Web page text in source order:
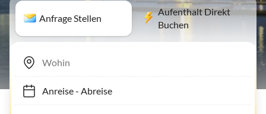
Anfrage Stellen
Aufenthalt Direkt
Buchen
Anreise- Abreise